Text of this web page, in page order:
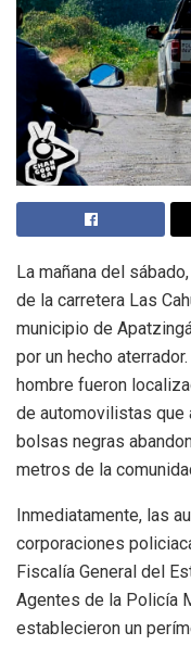
La mañana del
de la carretera Las
municipio de
por un hecho
hombre fueron
de automovilistas que
bolsas negras
metros de la
Inmediatamente, las
corporaciones
Fiscalía General del
Agentes de la Policía
establecieron un